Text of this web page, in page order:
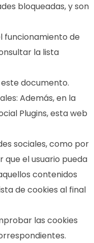
bloqueadas, y son
funcionamiento de
la lista
documento.
Además, en la
Plugins, esta web
sociales, como por
el usuario pueda
contenidos
de cookies al final
las cookies